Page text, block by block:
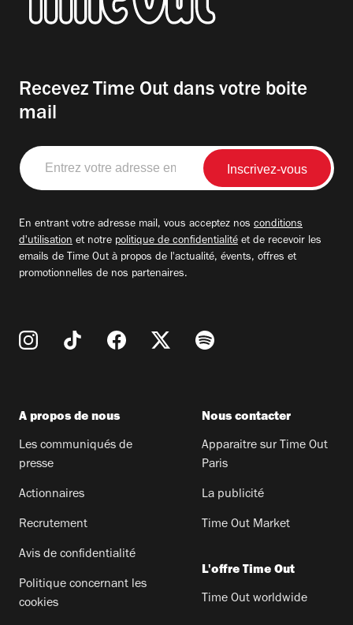
Recevez Time Out dans votre boite
mail
Entrez
votre
adresse
En entrant votre adresse mail, vous acceptez nos conditions
d'utilisation et notre politique de confidentialité et de recevoir les
emails de Time Out à propos de l'actualité, évents, offres et
promotionnelles de nos partenaires.
A propos de nous
Les communiqués de
presse
Actionnaires
Recrutement
Avis de confidentialité
Politique concernant les
cookies
Nous contacter
Apparaitre sur Time Out
Paris
La publicité
Time Out Market
L'offre Time Out
Time Out worldwide